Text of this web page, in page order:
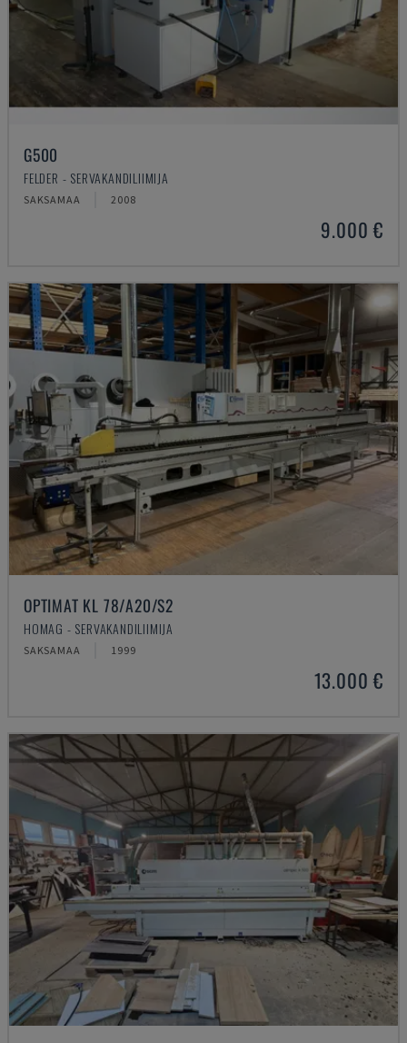
G500
FELDER - SERVAKANDILIIMIJA
SAKSAMAA 2008
9.000 €
OPTIMAT KL 78/A20/S2
HOMAG - SERVAKANDILIIMIJA
SAKSAMAA 1999
13.000 €